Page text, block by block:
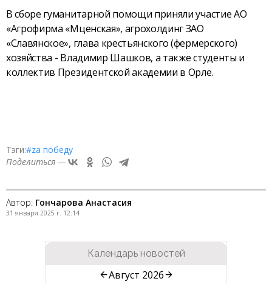
В сборе гуманитарной помощи приняли участие АО
«Агрофирма «Мценская», агрохолдинг ЗАО
«Славянское», глава крестьянского (фермерского)
хозяйства - Владимир Шашков, а также студенты и
коллектив Президентской академии в Орле.
Тэги:#zа победу
Поделиться —
Автор: Гончарова Анастасия
31 января 2025 г. 12:14
Календарь новостей
Август 2026